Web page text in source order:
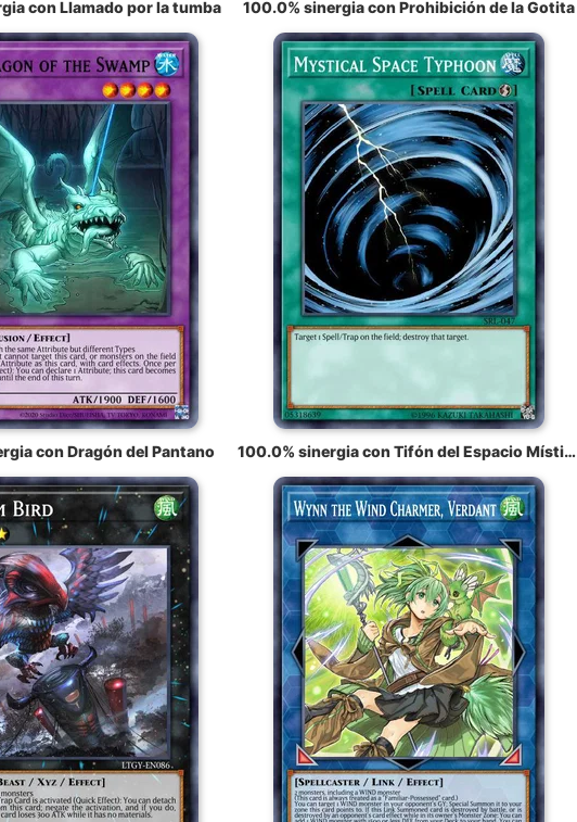
con Llamado por la tumba 100.0% sinergia con Prohibición de la Gotita
con Dragón del Pantano 100.0% sinergia con Tifón del Espacio Místico